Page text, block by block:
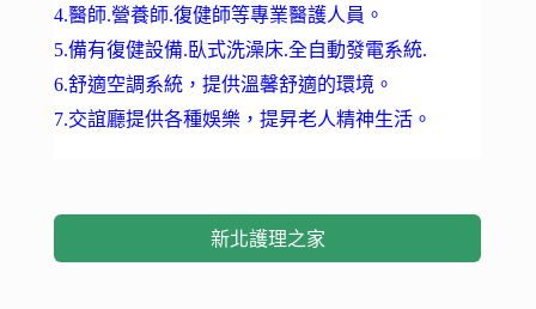
4.醫師.營養師.復健師等專業醫護人員。
5.備有復健設備.臥式洗澡床.全自動發電系統.
6.舒適空調系統，提供溫馨舒適的環境。
7.交誼廳提供各種娛樂，提昇老人精神生活。
新北護理之家